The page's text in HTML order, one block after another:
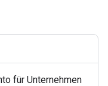
für Unternehmen